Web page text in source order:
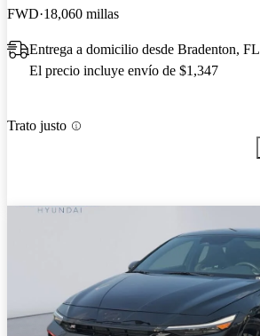
FWD 18,060 millas
Entrega a domicilio desde Bradenton, FL
El precio incluye envío de $1,347
Trato justo